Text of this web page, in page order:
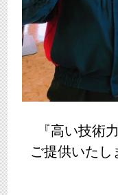
『高い技術
ご提供いたし